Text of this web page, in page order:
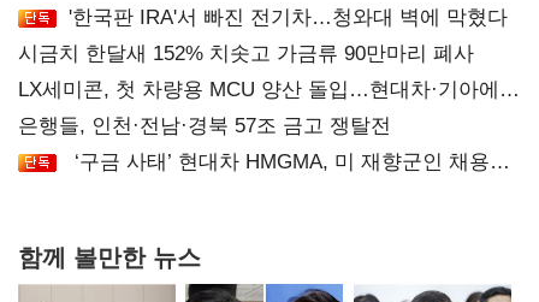
'한국판 IRA'서 빠진 전기차…청와대 벽에 막혔다
시금치 한달새 152% 치솟고 가금류 90만마리 폐사
LX세미콘, 첫 차량용 MCU 양산 돌입…현대차·기아에
공급
은행들, 인천·전남·경북 57조 금고 쟁탈전
‘구금 사태’ 현대차 HMGMA, 미 재향군인 채용
함께 볼만한 뉴스